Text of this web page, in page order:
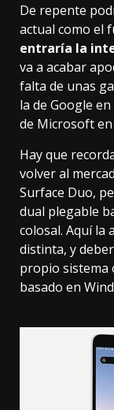
De repente
actual como el
entraría la
va a acabar
falta de unas
la de Google
de Microsoft
Hay que
volver al
Surface Duo,
dual plegable
colosal. Aquí la
distinta, y
propio sistema
basado en